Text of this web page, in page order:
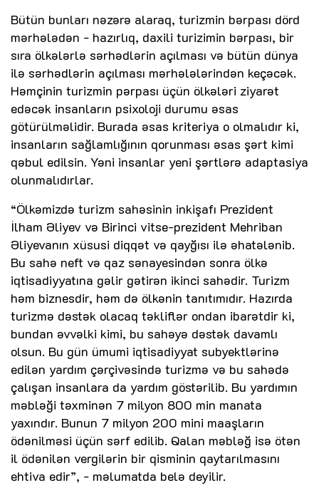
Bütün bunları nəzərə alaraq, turizmin bərpası dörd
mərhələdən - hazırlıq, daxili turizimin bərpası, bir
sıra ölkələrlə sərhədlərin açılması və bütün dünya
ilə sərhədlərin açılması mərhələlərindən keçəcək.
Həmçinin turizmin pərpası üçün ölkələri ziyarət
edəcək insanların psixoloji durumu əsas
götürülməlidir. Burada əsas kriteriya o olmalıdır ki,
insanların sağlamlığının qorunması əsas şərt kimi
qəbul edilsin. Yəni insanlar yeni şərtlərə adaptasiya
olunmalıdırlar.
“Ölkəmizdə turizm sahəsinin inkişafı Prezident
İlham Əliyev və Birinci vitse-prezident Mehriban
Əliyevanın xüsusi diqqət və qayğısı ilə əhatələnib.
Bu sahə neft və qaz sənayesindən sonra ölkə
iqtisadiyyatına gəlir gətirən ikinci sahədir. Turizm
həm biznesdir, həm də ölkənin tanıtımıdır. Hazırda
turizmə dəstək olacaq təkliflər ondan ibarətdir ki,
bundan əvvəlki kimi, bu sahəyə dəstək davamlı
olsun. Bu gün ümumi iqtisadiyyat subyektlərinə
edilən yardım çərçivəsində turizmə və bu sahədə
çalışan insanlara da yardım göstərilib. Bu yardımın
məbləği təxminən 7 milyon 800 min manata
yaxındır. Bunun 7 milyon 200 mini maaşların
ödənilməsi üçün sərf edilib. Qalan məbləğ isə ötən
il ödənilən vergilərin bir qisminin qaytarılmasını
ehtiva edir”, - məlumatda belə deyilir.